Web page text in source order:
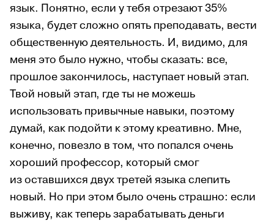
язык. Понятно, если у тебя отрезают 35%
языка, будет сложно опять преподавать, вести
общественную деятельность. И, видимо, для
меня это было нужно, чтобы сказать: все,
прошлое закончилось, наступает новый этап.
Твой новый этап, где ты не можешь
использовать привычные навыки, поэтому
думай, как подойти к этому креативно. Мне,
конечно, повезло в том, что попался очень
хороший профессор, который смог
из оставшихся двух третей языка слепить
новый. Но при этом было очень страшно: если
выживу, как теперь зарабатывать деньги